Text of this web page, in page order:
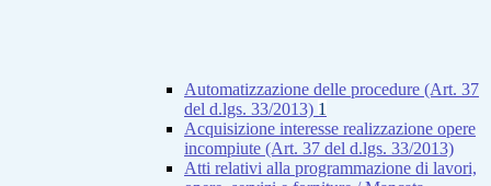
Automatizzazione delle procedure (Art. 37
del d.lgs. 33/2013) 1
Acquisizione interesse realizzazione opere
incompiute (Art. 37 del d.lgs. 33/2013)
Atti relativi alla programmazione di lavori,